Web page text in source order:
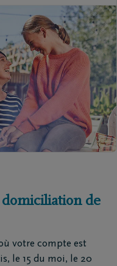
domiciliation de
votre compte est
le 15 du moi, le 20